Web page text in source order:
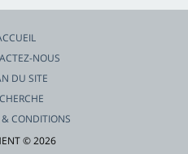
NOUS
DU SITE
& CONDITIONS
© 2026